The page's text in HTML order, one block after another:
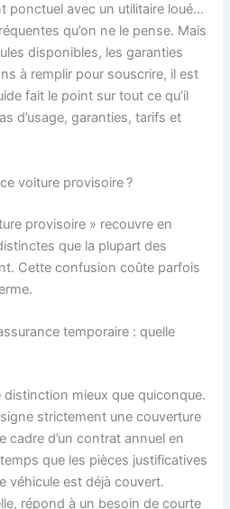
ponctuel avec un utilitaire loué…
qu’on ne le pense. Mais
disponibles, les garanties
à remplir pour souscrire, il est
fait le point sur tout ce qu’il
d’usage, garanties, tarifs et
voiture provisoire ?
provisoire » recouvre en
que la plupart des
Cette confusion coûte parfois
temporaire : quelle
mieux que quiconque.
strictement une couverture
cadre d’un contrat annuel en
que les pièces justificatives
véhicule est déjà couvert.
répond à un besoin de courte